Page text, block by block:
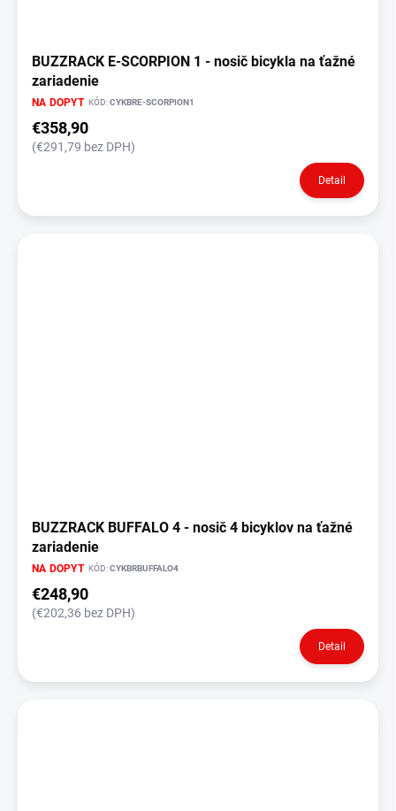
BUZZRACK E-SCORPION 1 - nosič bicykla na ťažné
zariadenie
NA DOPYT KÓD:CYKBRE-SCORPION1
€358,90
(€291,79 bez DPH)
Detail
BUZZRACK BUFFALO 4 - nosič 4 bicyklov na ťažné
zariadenie
NA DOPYT KÓD:CYKBRBUFFALO4
€248,90
(€202,36 bez DPH)
Detail